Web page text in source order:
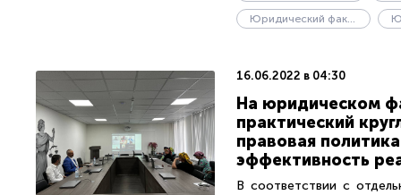
Юридический факультет
16.06.2022 в 04:30
На юридическом
практический
правовая
эффективность
В соответствии с